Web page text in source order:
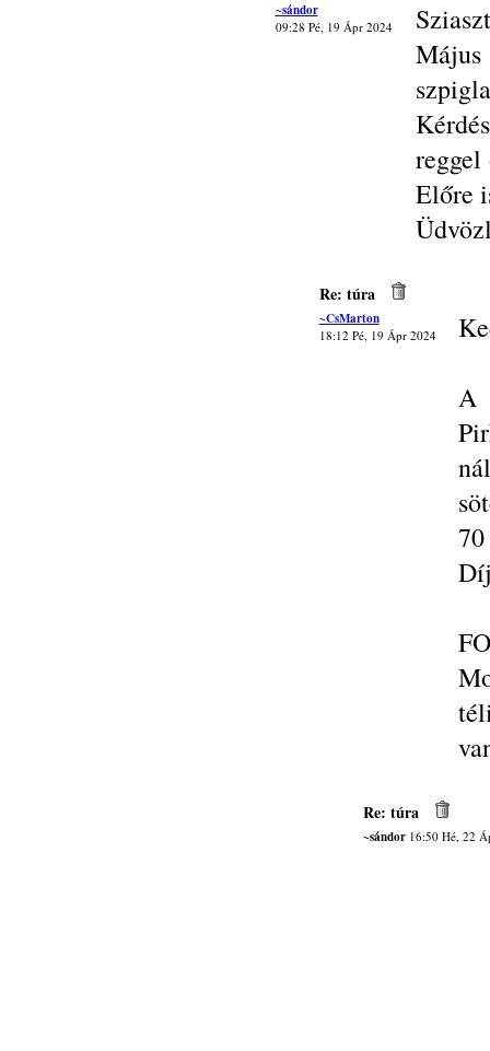
~sándor
09:28 Pé, 19 Ápr 2024
reggel
Előre
Re: túra
~CsMarton
18:12 Pé, 19 Ápr 2024
A
Re: túra
~sándor16:50 Hé, 22